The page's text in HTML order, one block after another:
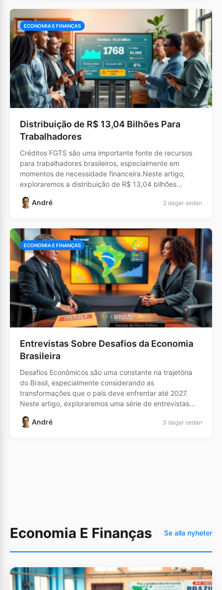
ECONOMIA E FINANÇAS
Distribuição de R$ 13,04 Bilhões Para
Trabalhadores
Créditos FGTS são uma importante fonte de recursos
para trabalhadores brasileiros, especialmente em
momentos de necessidade financeira.Neste artigo,
exploraremos a distribuição de R$ 13,04 bilhões...
André 2 dagar sedan
ECONOMIA E FINANÇAS
Entrevistas Sobre Desafios da Economia
Brasileira
Desafios Econômicos são uma constante na trajetória
do Brasil, especialmente considerando as
transformações que o país deve enfrentar até 2027.
Neste artigo, exploraremos uma série de entrevistas...
André 3 dagar sedan
Economia E Finanças Se alla nyheter